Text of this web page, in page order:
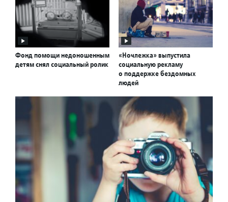
Фонд помощи недоношенным
детям снял социальный ролик
«Ночлежка» выпустила
социальную рекламу
о поддержке бездомных
людей